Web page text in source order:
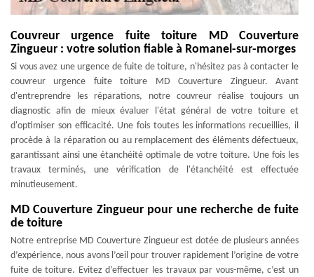
Couvreur urgence fuite toiture MD Couverture
Zingueur : votre solution fiable à Romanel-sur-morges
Si vous avez une urgence de fuite de toiture, n'hésitez pas à contacter le
couvreur urgence fuite toiture MD Couverture Zingueur. Avant
d'entreprendre les réparations, notre couvreur réalise toujours un
diagnostic afin de mieux évaluer l'état général de votre toiture et
d'optimiser son efficacité. Une fois toutes les informations recueillies, il
procède à la réparation ou au remplacement des éléments défectueux,
garantissant ainsi une étanchéité optimale de votre toiture. Une fois les
travaux terminés, une vérification de l'étanchéité est effectuée
minutieusement.
MD Couverture Zingueur pour une recherche de fuite
de toiture
Notre entreprise MD Couverture Zingueur est dotée de plusieurs années
d’expérience, nous avons l’œil pour trouver rapidement l’origine de votre
fuite de toiture. Evitez d’effectuer les travaux par vous-même, c’est un